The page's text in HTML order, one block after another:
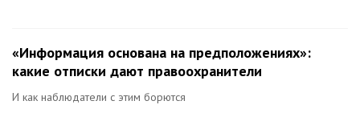
«Информация основана на предположениях»:
какие отписки дают правоохранители
И как наблюдатели с этим борются